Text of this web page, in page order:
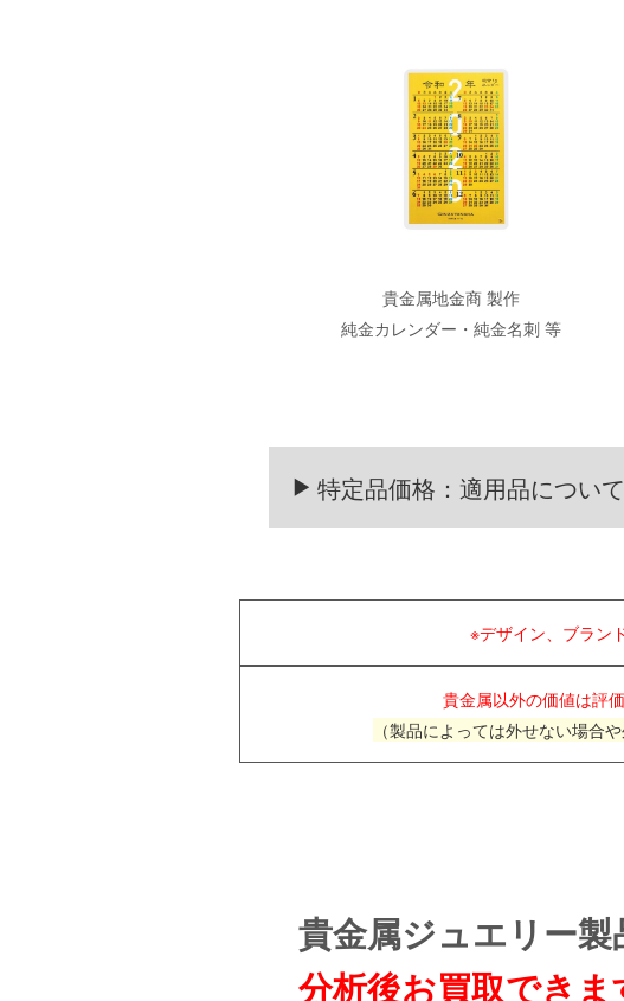
貴金属地金商 製作
純金カレンダー・純金名刺 等
特定品価格：適用品について
※デザイン、ブラン
貴金属以外の価値は評
（製品によっては外せない場合
貴金属ジュエリー
分析後お買取できま